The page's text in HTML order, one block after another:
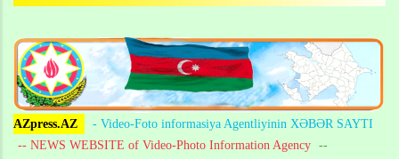
AZpress.AZ
- Video-Foto informasiya Agentliyinin XƏBƏR SAYTI
-- NEWS WEBSITE of Video-Photo Information Agency --